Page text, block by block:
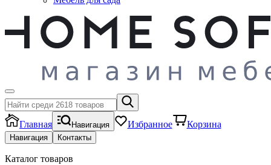
Главная Навигация Избранное Корзина
Навигация Контакты
Каталог товаров